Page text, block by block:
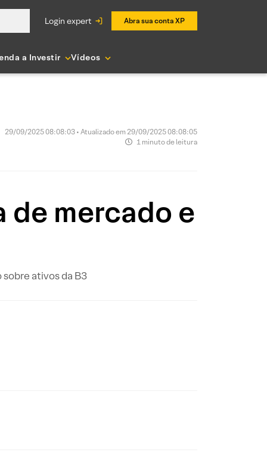
login expert Abra sua conta XP
a Investir Vídeos
29/09/2025 08:08:03 • Atualizado em 29/09/2025 08:08:05
1 minuto de leitura
de mercado e
ativos da B3